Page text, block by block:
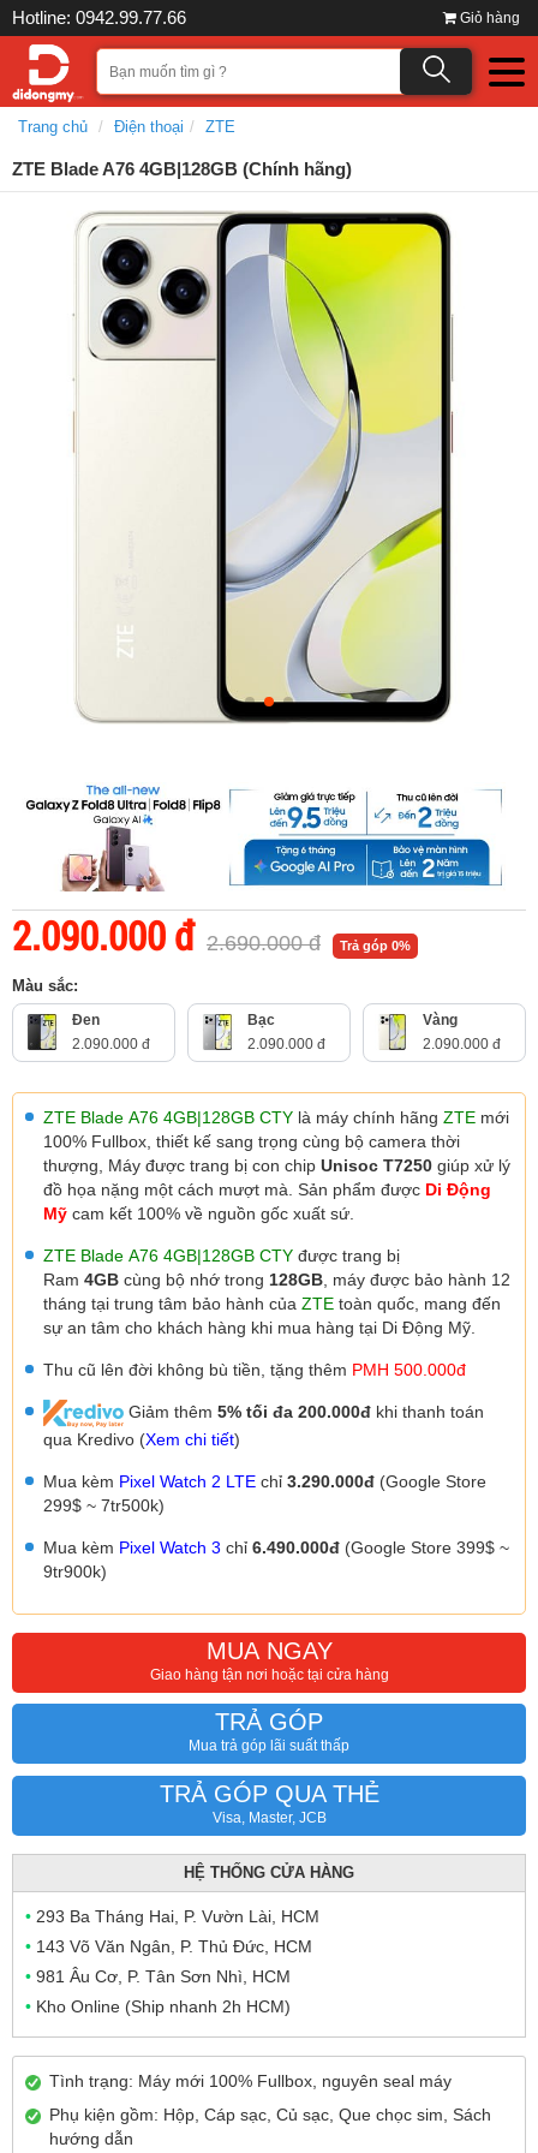
Hotline: 0942.99.77.66 Giỏ hàng
Trang chủ Điện thoại ZTE
ZTE Blade A76 4GB|128GB (Chính hãng)
2.090.000 đ 2.690.000 đ Trả góp 0%
Màu sắc:
Đen
2.090.000 đ
Bạc
2.090.000 đ
Vàng
2.090.000 đ
ZTE Blade A76 4GB|128GB CTY là máy chính hãng ZTE mới
100% Fullbox, thiết kế sang trọng cùng bộ camera thời
thượng, Máy được trang bị con chip Unisoc T7250 giúp xử lý
đồ họa nặng một cách mượt mà. Sản phẩm được Di Động
Mỹ cam kết 100% về nguồn gốc xuất sứ.
ZTE Blade A76 4GB|128GB CTY được trang bị
Ram 4GB cùng bộ nhớ trong 128GB , máy được bảo hành 12
tháng tại trung tâm bảo hành của ZTE toàn quốc, mang đến
sự an tâm cho khách hàng khi mua hàng tại Di Động Mỹ.
Thu cũ lên đời không bù tiền, tặng thêm PMH 500.000đ
Giảm thêm 5% tối đa 200.000đ khi thanh toán
qua Kredivo (Xem chi tiết)
Mua kèm Pixel Watch 2 LTE chỉ 3.290.000đ (Google Store
299$ ~ 7tr500k)
Mua kèm Pixel Watch 3 chỉ 6.490.000đ (Google Store 399$ ~
9tr900k)
MUA NGAY
Giao hàng tận nơi hoặc tại cửa hàng
TRẢ GÓP
Mua trả góp lãi suất thấp
TRẢ GÓP QUA THẺ
Visa, Master, JCB
HỆ THỐNG CỬA HÀNG
• 293 Ba Tháng Hai, P. Vườn Lài, HCM
• 143 Võ Văn Ngân, P. Thủ Đức, HCM
• 981 Âu Cơ, P. Tân Sơn Nhì, HCM
• Kho Online (Ship nhanh 2h HCM)
Tình trạng: Máy mới 100% Fullbox, nguyên seal máy
Phụ kiện gồm: Hộp, Cáp sạc, Củ sạc, Que chọc sim, Sách
hướng dẫn